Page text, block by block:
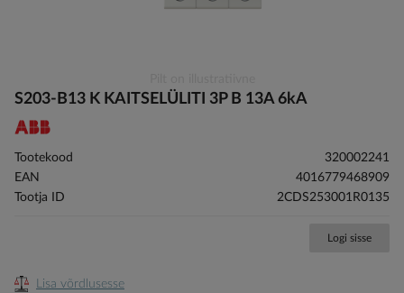
to
beginning
of
gallery
S203-B13 K KAITSELÜLITI 3P B 13A 6kA
Tootekood
320002241
EAN
4016779468909
Tootja ID
2CDS253001R0135
Logi sisse
Lisa võrdlusesse